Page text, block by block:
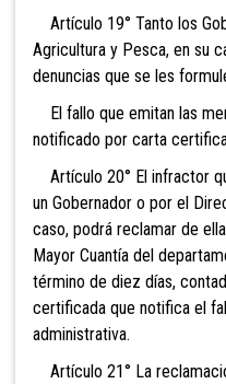
Artículo 19° Tanto los
Agricultura y Pesca, en su
denuncias que se les
El fallo que emitan las
notificado por carta
Artículo 20° El infractor
un Gobernador o por el
caso, podrá reclamar de
Mayor Cuantía del
término de diez días,
certificada que notifica el
administrativa.
Artículo 21° La